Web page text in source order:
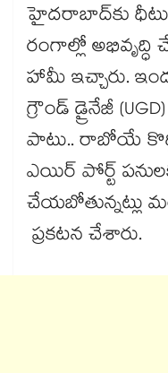
హైదరాబాద్‌కు
రంగాల్లో
హామీ ఇచ్చారు.
గ్రౌండ్ డ్రైనేజీ
పాటు.. రాబోయే
ఎయిర్ పోర్ట్
చేయబోతున్నట్లు
ప్రకటన చేశారు.